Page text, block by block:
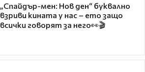
„Спайдър-мен: Нов ден“ буквално
взриви кината у нас – ето защо
всички говорят за него👀🎬